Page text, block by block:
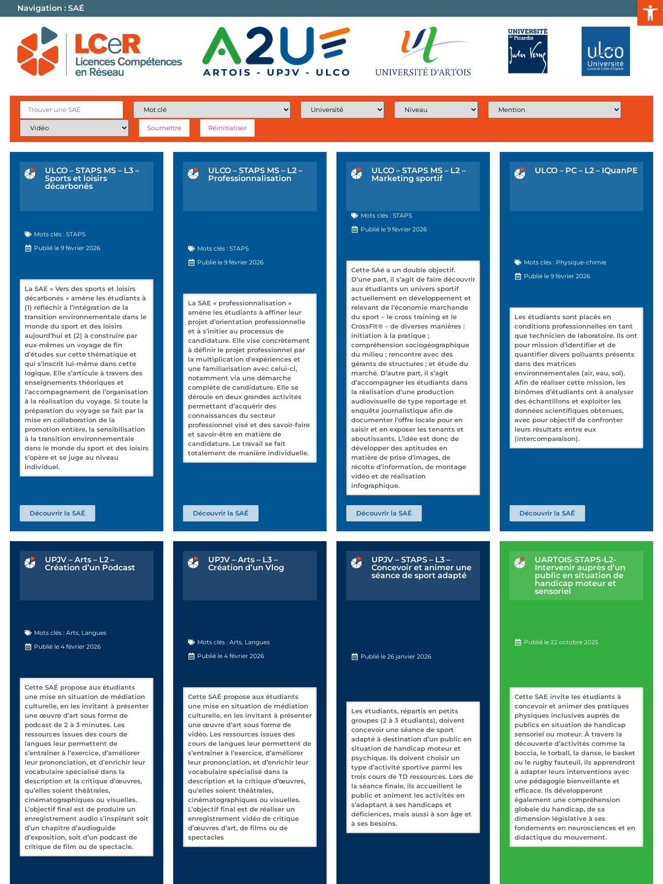
Ouvrir
Navigation : SAÉ
ULCO – STAPS MS – L3 –
Sports et loisirs
décarbonés
Mots clés : STAPS
Publié le 9 février 2026
La SAE « Vers des sports et loisirs
décarbonés » amène les étudiants à
(1) réfléchir à l’intégration de la
transition environnementale dans le
monde du sport et des loisirs
aujourd’hui et (2) à construire par
eux-mêmes un voyage de fin
d’études sur cette thématique et
qui s’inscrit lui-même dans cette
logique. Elle s’articule à travers des
enseignements théoriques et
l’accompagnement de l’organisation
à la réalisation du voyage. Si toute la
préparation du voyage se fait par la
mise en collaboration de la
promotion entière, la sensibilisation
à la transition environnementale
dans le monde du sport et des loisirs
s’opère et se juge au niveau
individuel.
Découvrir la SAÉ
ULCO – STAPS MS – L2 –
Professionnalisation
Mots clés : STAPS
Publié le 9 février 2026
La SAE « professionnalisation »
amène les étudiants à affiner leur
projet d’orientation professionnelle
et à s’initier au processus de
candidature. Elle vise concrètement
à définir le projet professionnel par
la multiplication d’expériences et
une familiarisation avec celui-ci,
notamment via une démarche
complète de candidature. Elle se
déroule en deux grandes activités
permettant d’acquérir des
connaissances du secteur
professionnel visé et des savoir-faire
et savoir-être en matière de
candidature. Le travail se fait
totalement de manière individuelle.
Découvrir la SAÉ
ULCO – STAPS MS – L2 –
Marketing sportif
Mots clés : STAPS
Publié le 9 février 2026
Cette SAé a un double objectif.
D’une part, il s’agit de faire découvrir
aux étudiants un univers sportif
actuellement en développement et
relevant de l’économie marchande
du sport – le cross training et le
CrossFit® – de diverses manières :
initiation à la pratique ;
compréhension sociogéographique
du milieu ; rencontre avec des
gérants de structures ; et étude du
marché. D’autre part, il s’agit
d’accompagner les étudiants dans
la réalisation d’une production
audiovisuelle de type reportage et
enquête journalistique afin de
documenter l’offre locale pour en
saisir et en exposer les tenants et
aboutissants. L’idée est donc de
développer des aptitudes en
matière de prise d’images, de
récolte d’information, de montage
vidéo et de réalisation
infographique.
Découvrir la SAÉ
ULCO – PC – L2 – IQuanPE
Mots clés : Physique-chimie
Publié le 9 février 2026
Les étudiants sont placés en
conditions professionnelles en tant
que technicien de laboratoire. Ils ont
pour mission d’identifier et de
quantifier divers polluants présents
dans des matrices
environnementales (air, eau, sol).
Afin de réaliser cette mission, les
binômes d’étudiants ont à analyser
des échantillons et exploiter les
données scientifiques obtenues,
avec pour objectif de confronter
leurs résultats entre eux
(intercomparaison).
Découvrir la SAÉ
UPJV – Arts – L2 –
Création d’un Podcast
Mots clés : Arts, Langues
Publié le 4 février 2026
Cette SAÉ propose aux étudiants
une mise en situation de médiation
culturelle, en les invitant à présenter
une œuvre d’art sous forme de
podcast de 2 à 3 minutes. Les
ressources issues des cours de
langues leur permettent de
s’entraîner à l’exercice, d’améliorer
leur prononciation, et d’enrichir leur
vocabulaire spécialisé dans la
description et la critique d’œuvres,
qu’elles soient théâtrales,
cinématographiques ou visuelles.
L’objectif final est de produire un
enregistrement audio s’inspirant soit
d’un chapitre d’audioguide
d’exposition, soit d’un podcast de
critique de film ou de spectacle.
UPJV – Arts – L3 –
Création d’un Vlog
Mots clés : Arts, Langues
Publié le 4 février 2026
Cette SAÉ propose aux étudiants
une mise en situation de médiation
culturelle, en les invitant à présenter
une œuvre d’art sous forme de
vidéo. Les ressources issues des
cours de langues leur permettent de
s’entraîner à l’exercice, d’améliorer
leur prononciation, et d’enrichir leur
vocabulaire spécialisé dans la
description et la critique d’œuvres,
qu’elles soient théâtrales,
cinématographiques ou visuelles.
L’objectif final est de réaliser un
enregistrement vidéo de critique
d’œuvres d’art, de films ou de
spectacles
UPJV – STAPS – L3 –
Concevoir et animer une
séance de sport adapté
Publié le 26 janvier 2026
Les étudiants, répartis en petits
groupes (2 à 3 étudiants), doivent
concevoir une séance de sport
adapté à destination d’un public en
situation de handicap moteur et
psychique. Ils doivent choisir un
type d’activité sportive parmi les
trois cours de TD ressources. Lors de
la séance finale, ils accueillent le
public et animent les activités en
s’adaptant à ses handicaps et
déficiences, mais aussi à son âge et
à ses besoins.
UARTOIS-STAPS-L2-
Intervenir auprès d’un
public en situation de
handicap moteur et
sensoriel
Publié le 22 octobre 2025
Cette SAE invite les étudiants à
concevoir et animer des pratiques
physiques inclusives auprès de
publics en situation de handicap
sensoriel ou moteur. À travers la
découverte d’activités comme la
boccia, le torball, la danse, le basket
ou le rugby fauteuil, ils apprendront
à adapter leurs interventions avec
une pédagogie bienveillante et
efficace. Ils développeront
également une compréhension
globale du handicap, de sa
dimension législative à ses
fondements en neurosciences et en
didactique du mouvement.